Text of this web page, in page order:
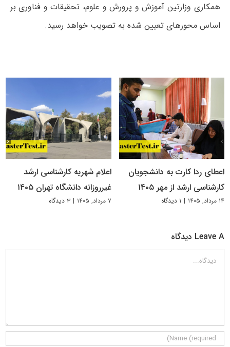
همکاری وزارتین آموزش و پرورش و علوم، تحقیقات و فناوری بر
اساس محورهای تعیین شده به تصویب خواهد رسید.
اعطای ردا کارت به دانشجویان
کارشناسی ارشد از مهر ۱۴۰۵
۱۴ مرداد, ۱۴۰۵ | ۱ دیدگاه
اعلام شهریه کارشناسی ارشد
غیرروزانه دانشگاه تهران ۱۴۰۵
۷ مرداد, ۱۴۰۵ | ۳ دیدگاه
Leave A دیدگاه
دیدگاه